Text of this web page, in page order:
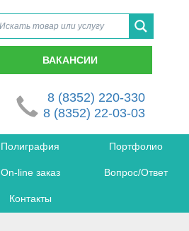
ВАКАНСИИ
8 (8352) 220-330
8 (8352) 22-03-03
Полиграфия Портфолио
On-line заказ Вопрос/Ответ
Контакты